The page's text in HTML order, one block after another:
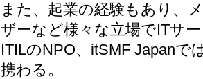
また、起業の経験もあり、
ザーなど様々な立場でITサ
ITILのNPO、itSMF Japanで
携わる。